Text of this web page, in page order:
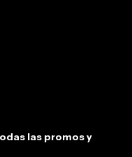
las promos y